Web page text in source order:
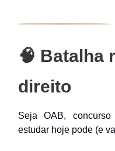
🧠 Batalha
direito
Seja OAB,
estudar hoje pode (e